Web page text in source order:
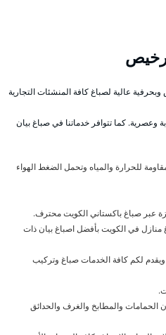
عالية لصباغ كافة المنشئات التجارية
وعصرية. كما تتوافر خدماتنا في صباغ بيان
للحرارة والمياه وتحمل الضغط الهواء
عبر صباغ باكستاني الكويت محترف.
في الكويت بأفضل اصباغ بيان ذات
لكم كافة الخدمات صباغ وتركيب
والمطابخ والغرف والحدائق